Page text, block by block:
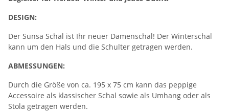
DESIGN:
Der Sunsa Schal ist Ihr neuer Damenschal! Der Winterschal
kann um den Hals und die Schulter getragen werden.
ABMESSUNGEN:
Durch die Größe von ca. 195 x 75 cm kann das peppige
Accessoire als klassischer Schal sowie als Umhang oder als
Stola getragen werden.